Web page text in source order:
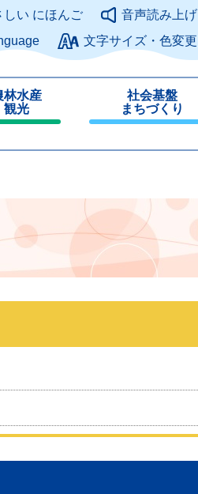
このページの本文へ
しい にほんご
音声読み上げ
文字サイズ・色変更
林水産
観光
社会基盤
まちづくり
じ